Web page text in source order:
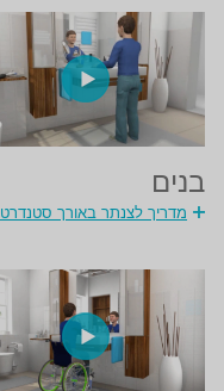
בנים
מדריך לצנתר באורך